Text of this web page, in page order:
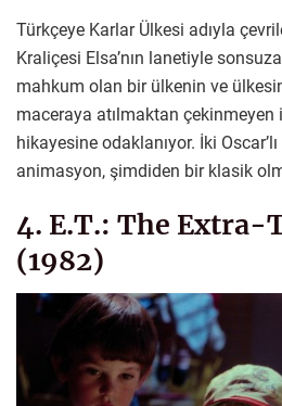
Türkçeye Karlar Ülkesi adıyla
Kraliçesi Elsa’nın lanetiyle
mahkum olan bir ülkenin ve
maceraya atılmaktan çekinmeyen
hikayesine odaklanıyor. İki Oscar’lı
animasyon, şimdiden bir klasik
4. E.T.: The
(1982)